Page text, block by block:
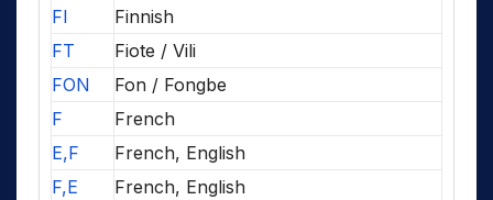
FI
Finnish
FT
Fiote / Vili
FON
Fon / Fongbe
F
French
E,F
French, English
F,E
French, English